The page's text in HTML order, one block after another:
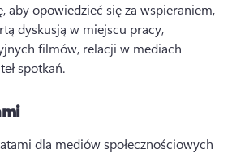
aby opowiedzieć się za wspieraniem,
dyskusją w miejscu pracy,
filmów, relacji w mediach
spotkań.
dla mediów społecznościowych